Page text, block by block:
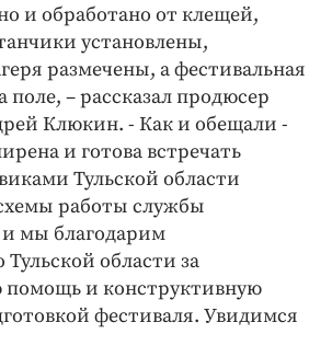
и обработано от клещей,
установлены,
размечены, а фестивальная
поле, – рассказал продюсер
Клюкин. - Как и обещали -
и готова встречать
Тульской области
работы службы
и мы благодарим
области за
и конструктивную
фестиваля. Увидимся